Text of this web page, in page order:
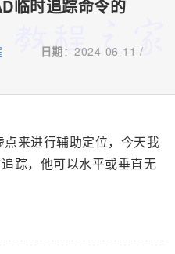
临时追踪命令的
日期：2024-06-11 /
来进行辅助定位，今天我
踪，他可以水平或垂直无